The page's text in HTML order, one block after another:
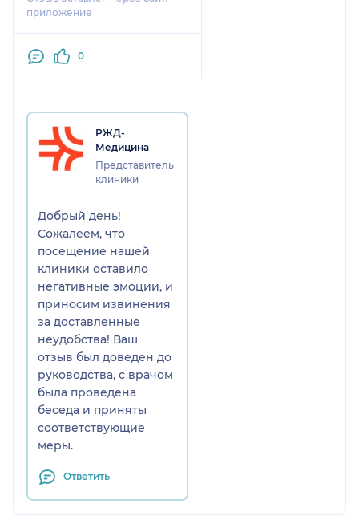
приложение
0
РЖД-
Медицина
Представитель
клиники
Добрый день!
Сожалеем, что
посещение нашей
клиники оставило
негативные эмоции, и
приносим извинения
за доставленные
неудобства! Ваш
отзыв был доведен до
руководства, с врачом
была проведена
беседа и приняты
соответствующие
меры.
Ответить